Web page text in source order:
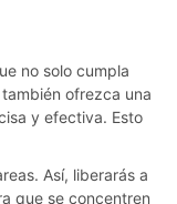
no solo cumpla
ofrezca una
y efectiva. Esto
Así, liberarás a
que se concentren